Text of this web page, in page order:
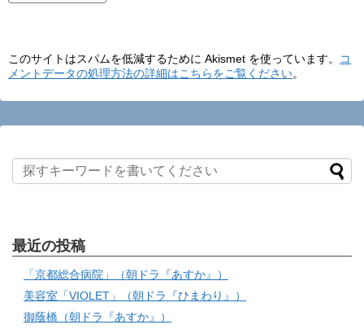
このサイトはスパムを低減するために Akismet を使っています。
コ
メントデータの処理方法の詳細はこちらをご覧ください。
最近の投稿
「京都総合病院」（朝ドラ『あすか』）
美容室「VIOLET」（朝ドラ『ひまわり』）
御蔭橋（朝ドラ『あすか』）